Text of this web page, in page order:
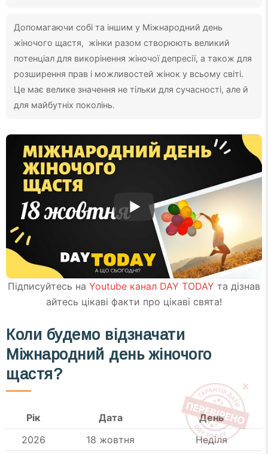
Допомагаючи собі та іншим у Міжнародний день
жіночого щастя, жінки разом створюють великий
потенціал для викорінення жіночої депресії, а також для
розширення прав і можливостей жінок у всьому світі.
Це має велике значення не тільки для сучасності, але й
для майбутніх поколінь.
Підписуйтесь на Youtube канал DAY TODAY та дізнав
айтесь цікаві факти про цікаві свята!
Коли будемо відзначати
Міжнародний день жіночого
щастя?
Рік Дата
День
2026
18 жовтня
Неділя